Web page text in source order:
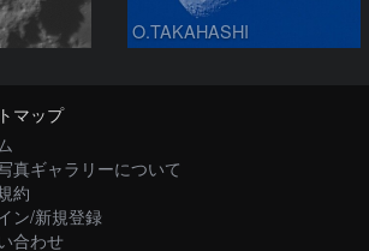
O.TAKAHASHI
マップ
真ギャラリーについて
約
ン/新規登録
合わせ